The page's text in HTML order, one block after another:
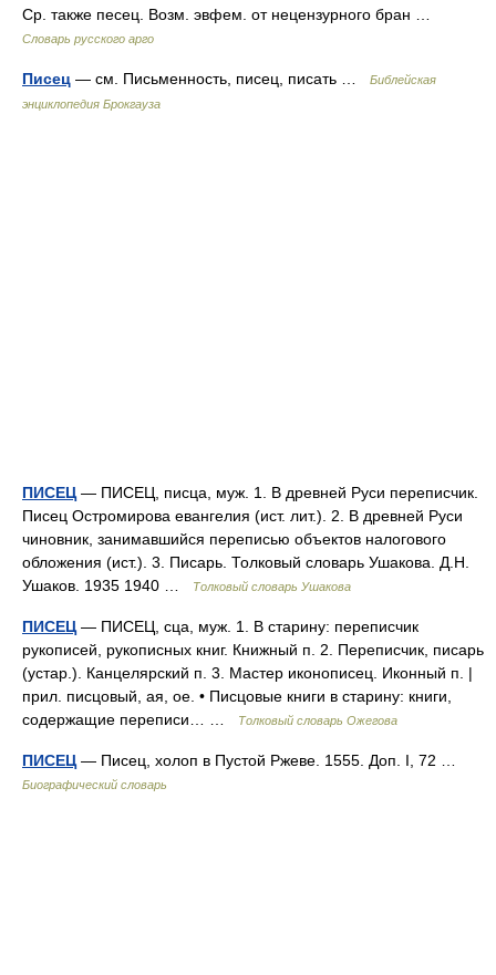
Ср. также песец. Возм. эвфем. от нецензурного бран …
Словарь русского арго
Писец — см. Письменность, писец, писать …
Библейская
энциклопедия Брокгауза
ПИСЕЦ — ПИСЕЦ, писца, муж. 1. В древней Руси переписчик.
Писец Остромирова евангелия (ист. лит.). 2. В древней Руси
чиновник, занимавшийся переписью объектов налогового
обложения (ист.). 3. Писарь. Толковый словарь Ушакова. Д.Н.
Ушаков. 1935 1940 …
Толковый словарь Ушакова
ПИСЕЦ — ПИСЕЦ, сца, муж. 1. В старину: переписчик
рукописей, рукописных книг. Книжный п. 2. Переписчик, писарь
(устар.). Канцелярский п. 3. Мастер иконописец. Иконный п. |
прил. писцовый, ая, ое. • Писцовые книги в старину: книги,
содержащие переписи… …
Толковый словарь Ожегова
ПИСЕЦ — Писец, холоп в Пустой Ржеве. 1555. Доп. I, 72 …
Биографический словарь